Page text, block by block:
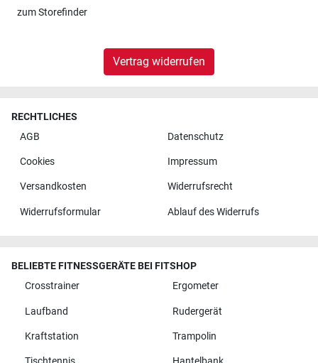
zumStorefinder
Vertrag widerrufen
RECHTLICHES
AGB
Datenschutz
Cookies Impressum
Versandkosten Widerrufsrecht
Widerrufsformular Ablauf des Widerrufs
BELIEBTE FITNESSGERÄTE BEI FITSHOP
Crosstrainer
Ergometer
Laufband Rudergerät
Kraftstation Trampolin